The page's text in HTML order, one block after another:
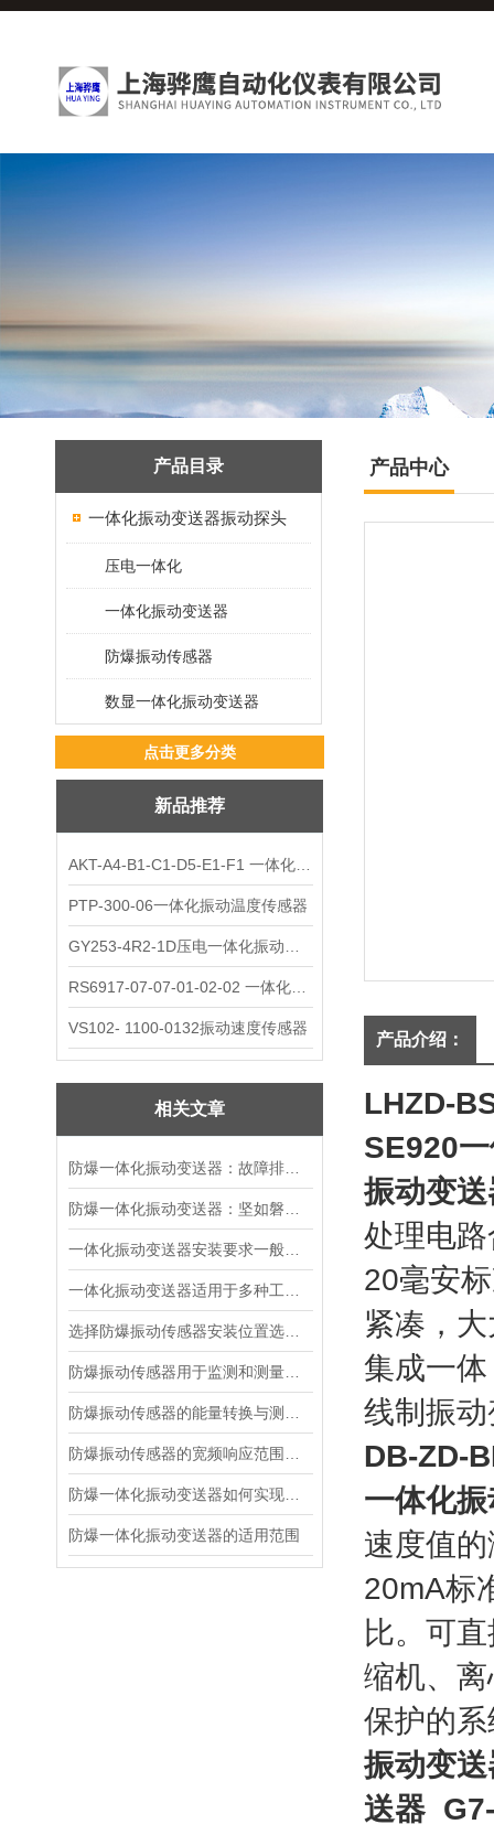
产品目录
一体化振动变送器振动探头
压电一体化
一体化振动变送器
防爆振动传感器
数显一体化振动变送器
点击更多分类
新品推荐
PTP-300-06一体化振动温度传感器
VS102- 1100-0132振动速度传感器
相关文章
防爆一体化振动变送器的适用范围
产品中心
产品介绍：
LHZD-
SE920
振动变送
处理电
20毫安
紧凑，
集成一
线制振
DB-ZD-
一体化
速度值
20mA标
比。可
缩机、
保护的
振动变
送器